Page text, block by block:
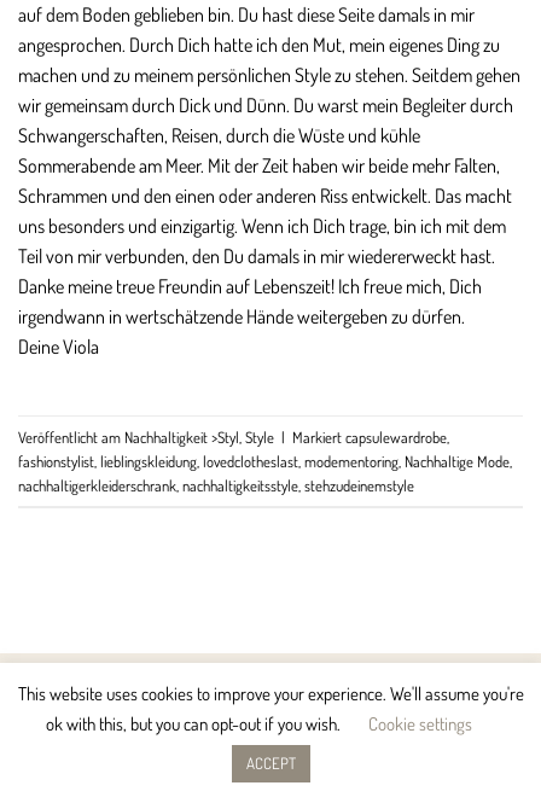
auf dem Boden geblieben bin. Du hast diese Seite damals in mir
angesprochen. Durch Dich hatte ich den Mut, mein eigenes Ding zu
machen und zu meinem persönlichen Style zu stehen. Seitdem gehen
wir gemeinsam durch Dick und Dünn. Du warst mein Begleiter durch
Schwangerschaften, Reisen, durch die Wüste und kühle
Sommerabende am Meer. Mit der Zeit haben wir beide mehr Falten,
Schrammen und den einen oder anderen Riss entwickelt. Das macht
uns besonders und einzigartig. Wenn ich Dich trage, bin ich mit dem
Teil von mir verbunden, den Du damals in mir wiedererweckt hast.
Danke meine treue Freundin auf Lebenszeit! Ich freue mich, Dich
irgendwann in wertschätzende Hände weitergeben zu dürfen.
Deine Viola
Veröffentlicht am Nachhaltigkeit >Styl Style | Markiertcapsulewardrobe
fashionstylist lieblingskleidung lovedclotheslast modementoring Nachhaltige Mode
nachhaltigerkleiderschrank nachhaltigkeitsstyle stehzudeinemstyle
KONTAKT IMPRESSUM DATENSCHUTZERKLÄRUNG COOKIE POLICY
2026// Viola Haderlein
This website uses cookies to improve your experience. We'll assume you're
ok with this, but you can opt-out if you wish.
Cookie settings
ACCEPT